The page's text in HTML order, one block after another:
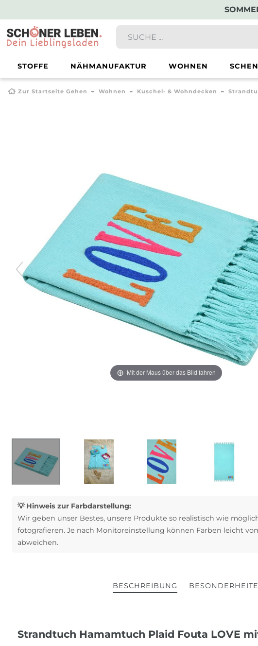
STOFFE NÄHMANUFAKTUR WOHNEN
Zur Startseite Gehen Wohnen Kuschel- & Wohndecken
Mit der Maus über das Bild fahren
💡 Hinweis zur Farbdarstellung:
Wir geben unser Bestes, unsere Produkte so realistisch wie
fotografieren. Je nach Monitoreinstellung können Farben leicht
abweichen.
BESCHREIBUNG
Strandtuch Hamamtuch Plaid Fouta LOVE